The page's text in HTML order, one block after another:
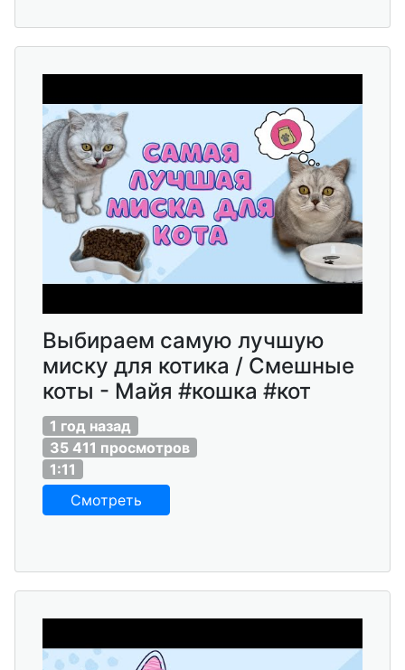
Выбираем самую лучшую
миску для котика / Смешные
коты - Майя #кошка #кот
1 год назад
35 411 просмотров
1:11
Смотреть